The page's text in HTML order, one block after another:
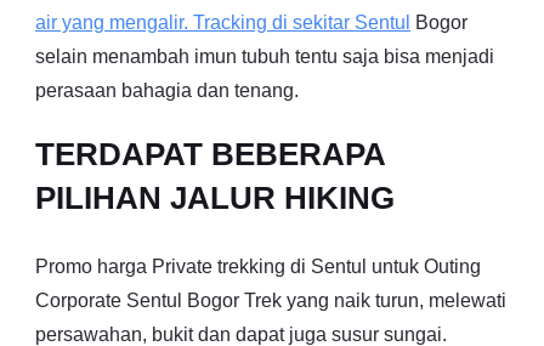
air yang mengalir. Tracking di sekitar Sentul
Bogor
selain menambah imun tubuh tentu saja bisa menjadi
perasaan bahagia dan tenang.
TERDAPAT BEBERAPA
PILIHAN JALUR HIKING
Promo harga Private trekking di Sentul untuk Outing
Corporate Sentul Bogor Trek yang naik turun, melewati
persawahan, bukit dan dapat juga susur sungai.